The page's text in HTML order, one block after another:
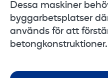
Dessa maskiner
byggarbetsplatser
används för att
betongkonstruktioner.